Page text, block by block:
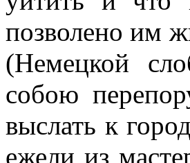
позволено им
(Немецкой
собою
выслать к
ежели из